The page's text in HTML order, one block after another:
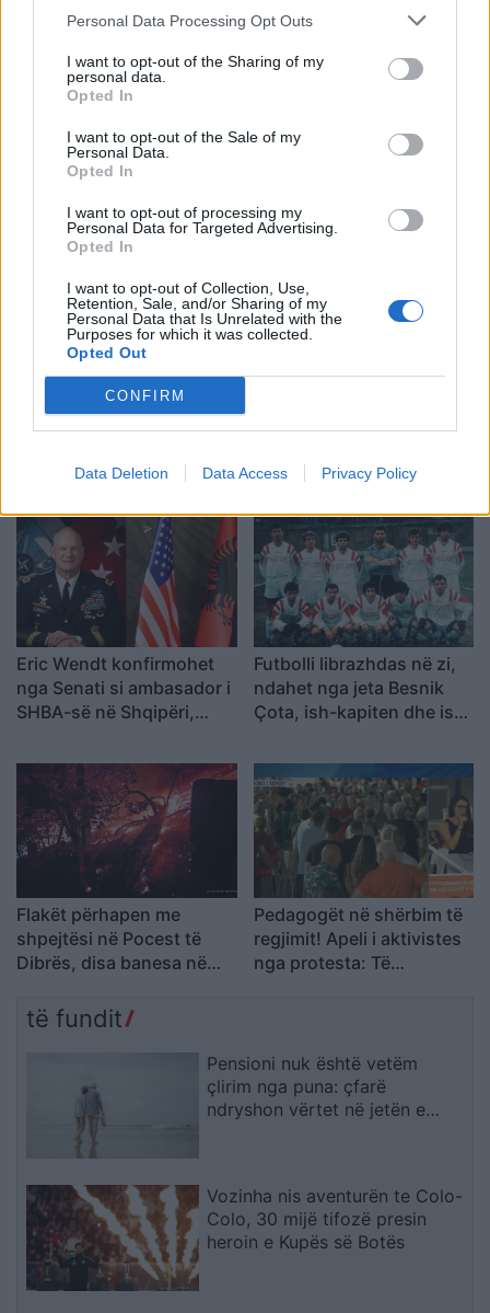
Personal Data Processing Opt Outs
I want to opt-out of the Sharing of my
personal data.
Opted In
I want to opt-out of the Sale of my
Personal Data.
Opted In
I want to opt-out of processing my
Personal Data for Targeted Advertising.
Opted In
I want to opt-out of Collection, Use,
Retention, Sale, and/or Sharing of my
Personal Data that Is Unrelated with the
Purposes for which it was collected.
Opted Out
CONFIRM
Data Deletion Data Access Privacy Policy
Ina Zhupa kundërshton
projektin në Sarandë:
Oborri i gjimnazit “Hasan
Tahsini” të mos
shndërrohet në parking
Aksident në aksin Fier-
rruga dhe përfundon në
nënkalim, plagoset
Këmbimi valutor/ Me sa
blihen e shiten dollari dhe
euro, çfarë ndodh me
monedhat e tjera
Gusht 2026/ Zbuloni
shenjat më me fat për
ditën e sotme
Eric Wendt konfirmohet
nga Senati si ambasador i
SHBA-së në Shqipëri,
Trump
Futbolli librazhdas në zi,
ndahet nga jeta Besnik
Çota, ish-kapiten dhe ish-
Flakët përhapen me
shpejtësi në Pocest të
Dibrës, disa banesa në
Pedagogët në shërbim të
regjimit! Apeli i aktivistes
nga protesta: Të
të fundit
Pensioni nuk është vetëm
çlirim nga puna: çfarë
ndryshon vërtet në jetën e
Vozinha nis aventurën te Colo-
Colo, 30 mijë tifozë presin
heroin e Kupës së Botës